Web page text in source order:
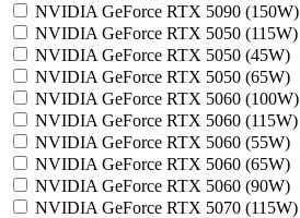
NVIDIA GeForce RTX 5090 (150W)
NVIDIA GeForce RTX 5050 (115W)
NVIDIA GeForce RTX 5050 (45W)
NVIDIA GeForce RTX 5050 (65W)
NVIDIA GeForce RTX 5060 (100W)
NVIDIA GeForce RTX 5060 (115W)
NVIDIA GeForce RTX 5060 (55W)
NVIDIA GeForce RTX 5060 (65W)
NVIDIA GeForce RTX 5060 (90W)
NVIDIA GeForce RTX 5070 (115W)